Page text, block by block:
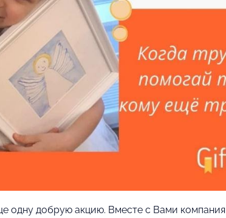
одну добрую акцию. Вместе с Вами